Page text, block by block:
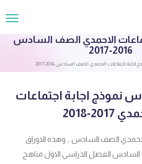
الاحمدي الصف السادس
2016-2017
اجابة اجتماعات الاحمدي الصف السادس 2016-2017
نموذج اجابة اجتماعات
2017-2018
الصف السادس , وهذه الاوراق
الفصل الدراسي الاول مناهج